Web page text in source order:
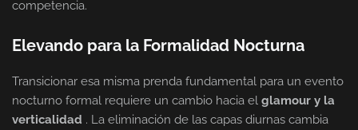
competencia.
Elevando para la Formalidad Nocturna
Transicionar esa misma prenda fundamental para un evento
nocturno formal requiere un cambio hacia el glamour y la
verticalidad . La eliminación de las capas diurnas cambia